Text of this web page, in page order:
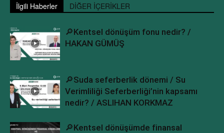
İlgili Haberler DİĞER İÇERİKLER
🔎Kentsel dönüşüm fonu nedir? /
HAKAN GÜMÜŞ
🔎Suda seferberlik dönemi / Su
Verimliliği Seferberliği’nin kapsamı
nedir? / ASLIHAN KORKMAZ
🔎Kentsel dönüşümde finansal